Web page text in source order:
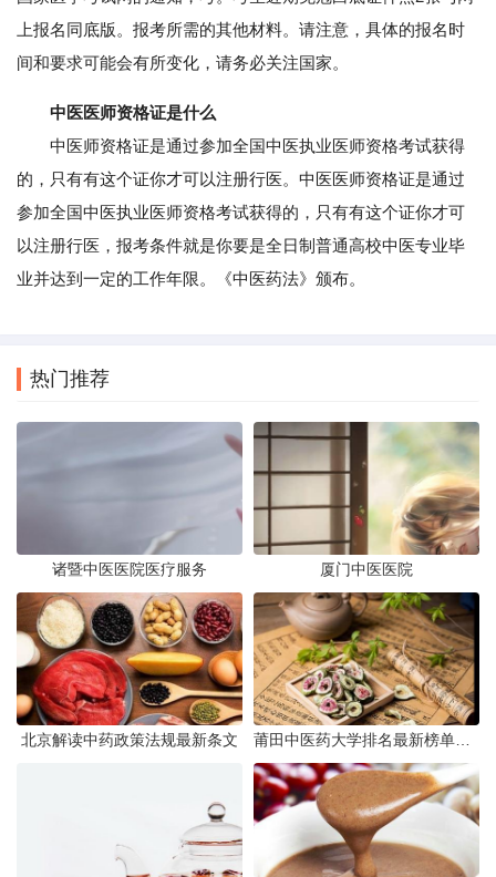
上报名同底版。报考所需的其他材料。请注意，具体的报名时
间和要求可能会有所变化，请务必关注国家。
中医医师资格证是什么
中医师资格证是通过参加全国中医执业医师资格考试获得
的，只有有这个证你才可以注册行医。中医医师资格证是通过
参加全国中医执业医师资格考试获得的，只有有这个证你才可
以注册行医，报考条件就是你要是全日制普通高校中医专业毕
业并达到一定的工作年限。《中医药法》颁布。
热门推荐
诸暨中医医院医疗服务 厦门中医医院
北京解读中药政策法规最新条文